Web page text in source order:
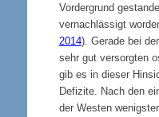
Vordergrund
vernachlässigt
2014). Gerade bei
sehr gut versorgten
gib es in dieser
Defizite. Nach den
der Westen